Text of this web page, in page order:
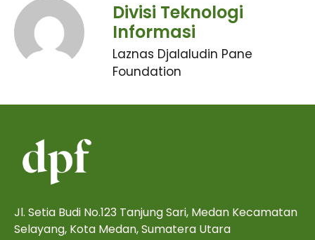
Divisi Teknologi
Informasi
Laznas Djalaludin Pane
Foundation
Jl. Setia Budi No.123 Tanjung Sari, Medan Kecamatan
Selayang, Kota Medan, Sumatera Utara